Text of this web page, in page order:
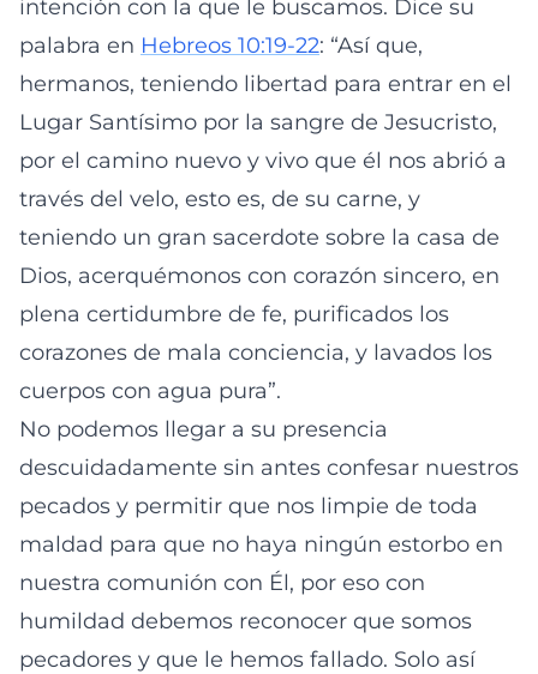
intención con la que le buscamos. Dice su
palabra en Hebreos 10:19-22: “Así que,
hermanos, teniendo libertad para entrar en el
Lugar Santísimo por la sangre de Jesucristo,
por el camino nuevo y vivo que él nos abrió a
través del velo, esto es, de su carne, y
teniendo un gran sacerdote sobre la casa de
Dios, acerquémonos con corazón sincero, en
plena certidumbre de fe, purificados los
corazones de mala conciencia, y lavados los
cuerpos con agua pura”.
No podemos llegar a su presencia
descuidadamente sin antes confesar nuestros
pecados y permitir que nos limpie de toda
maldad para que no haya ningún estorbo en
nuestra comunión con Él, por eso con
humildad debemos reconocer que somos
pecadores y que le hemos fallado. Solo así